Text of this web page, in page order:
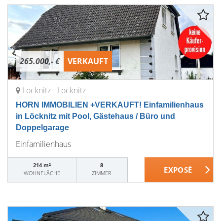
265.000,- € VERKAUFT
Löcknitz - Löcknitz
HORN IMMOBILIEN +VERKAUFT! Einfamilienhaus
in Löcknitz mit Pool, Gästehaus / Büro und
Doppelgarage
Einfamilienhaus
214 m²
WOHNFLÄCHE
8
ZIMMER